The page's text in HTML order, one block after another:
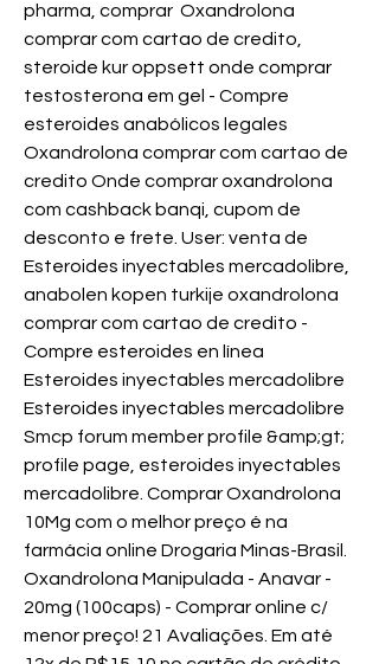
pharma, comprar  Oxandrolona
comprar com cartao de credito,
steroide kur oppsett onde comprar
testosterona em gel - Compre
esteroides anabólicos legales
Oxandrolona comprar com cartao de
credito Onde comprar oxandrolona
com cashback banqi, cupom de
desconto e frete. User: venta de
Esteroides inyectables mercadolibre,
anabolen kopen turkije oxandrolona
comprar com cartao de credito -
Compre esteroides en línea
Esteroides inyectables mercadolibre
Esteroides inyectables mercadolibre
Smcp forum member profile &amp;gt;
profile page, esteroides inyectables
mercadolibre. Comprar Oxandrolona
10Mg com o melhor preço é na
farmácia online Drogaria Minas-Brasil.
Oxandrolona Manipulada - Anavar -
20mg (100caps) - Comprar online c/
menor preço! 21 Avaliações. Em até